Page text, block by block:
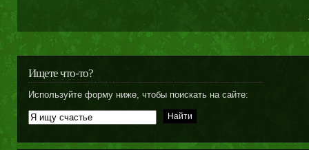
Ищете что-то?
Используйте форму ниже, чтобы поискать на сайте: